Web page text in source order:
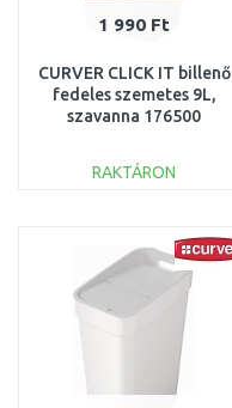
1 990 Ft
CURVER CLICK IT billenő
fedeles szemetes 9L,
szavanna 176500
RAKTÁRON
Összehasonlítás